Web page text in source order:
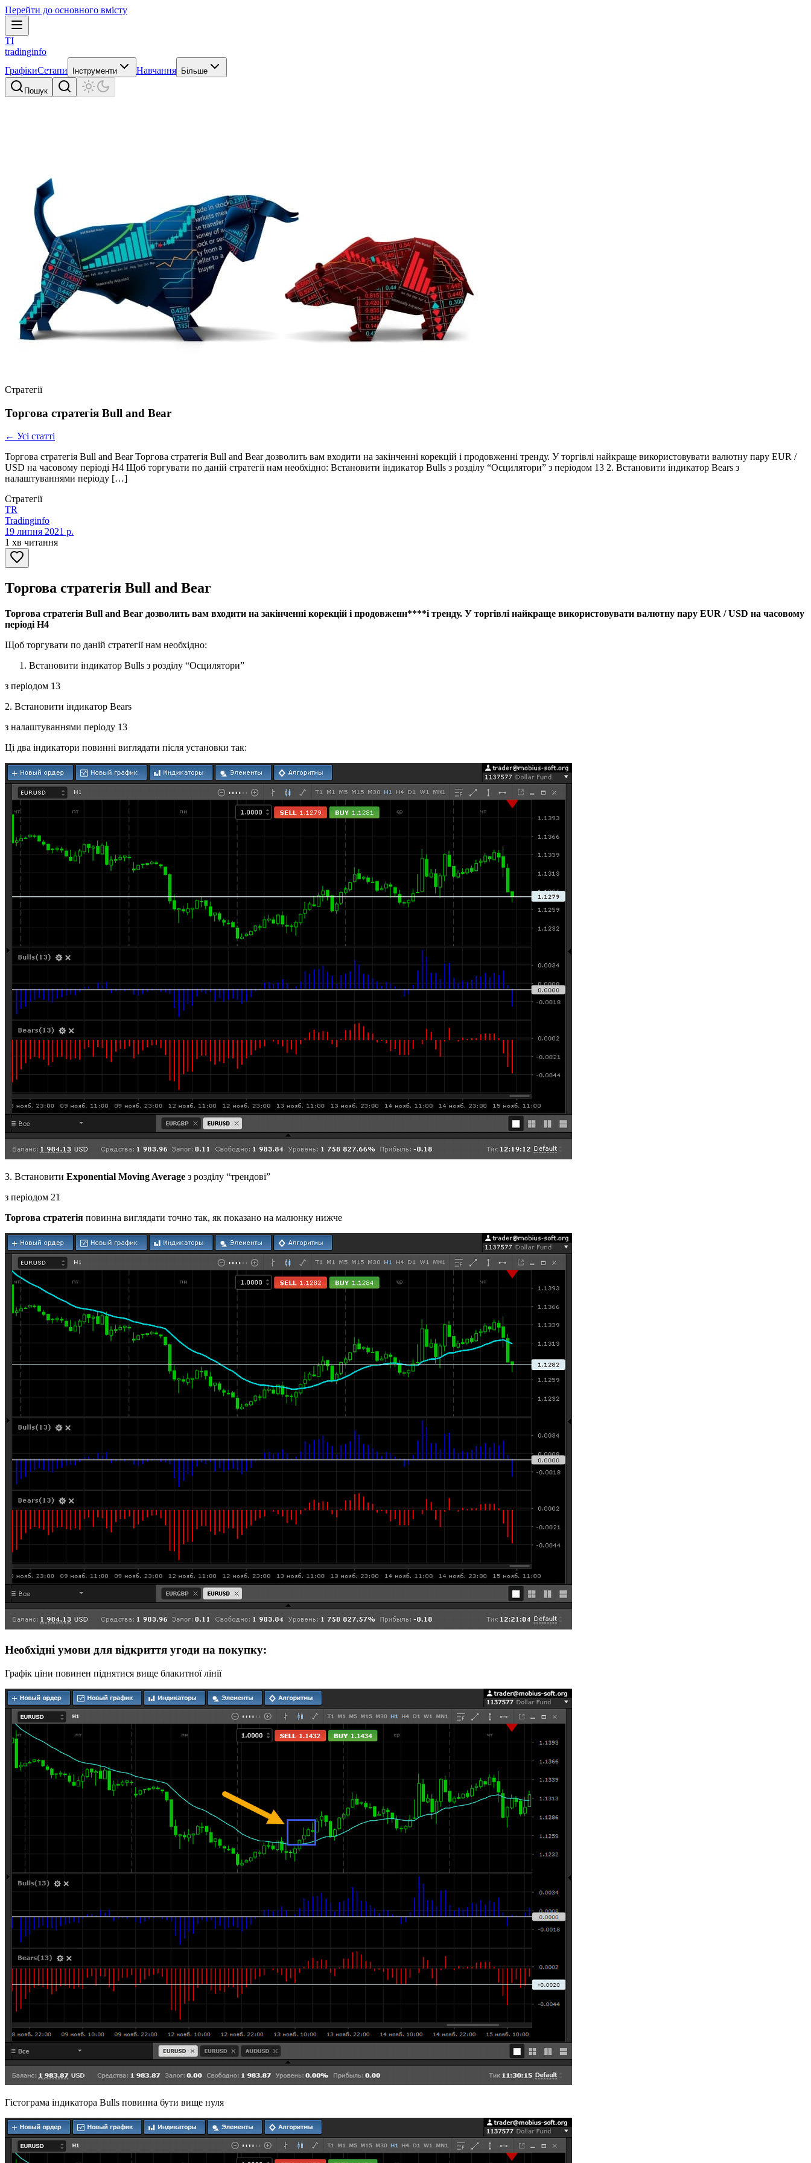
Перейти до основного вмісту
TI
tradinginfo
ГрафікиСетапи Інструменти Навчання Більше
Пошук
Стратегії
Торгова стратегія Bull and Bear
← Усі статті
Торгова стратегія Bull and Bear Торгова стратегія Bull and Bear дозволить вам входити на закінченні корекцій і продовженні тренду. У торгівлі найкраще використовувати валютну пару EUR /
USD на часовому періоді Н4 Щоб торгувати по даній стратегії нам необхідно: Встановити індикатор Bulls з розділу “Осцилятори” з періодом 13 2. Встановити індикатор Bears з
налаштуваннями періоду […]
Стратегії
TR
Tradinginfo
19 липня 2021 р.
1 хв читання
Торгова стратегія Bull and Bear
Торгова стратегія Bull and Bear дозволить вам входити на закінченні корекцій і продовженн****і тренду. У торгівлі найкраще використовувати валютну пару EUR / USD на часовому
періоді Н4
Щоб торгувати по даній стратегії нам необхідно:
Встановити індикатор Bulls з розділу “Осцилятори”
з періодом 13
2. Встановити індикатор Bears
з налаштуваннями періоду 13
Ці два індикатори повинні виглядати після установки так:
3. Встановити Exponential Moving Average з розділу “трендові”
з періодом 21
Торгова стратегія повинна виглядати точно так, як показано на малюнку нижче
Необхідні умови для відкриття угоди на покупку:
Графік ціни повинен піднятися вище блакитної лінії
Гістограма індикатора Bulls повинна бути вище нуля